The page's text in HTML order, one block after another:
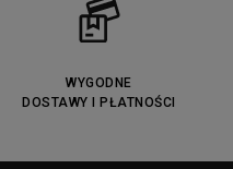
WYGODNE
DOSTAWY I PŁATNOŚCI